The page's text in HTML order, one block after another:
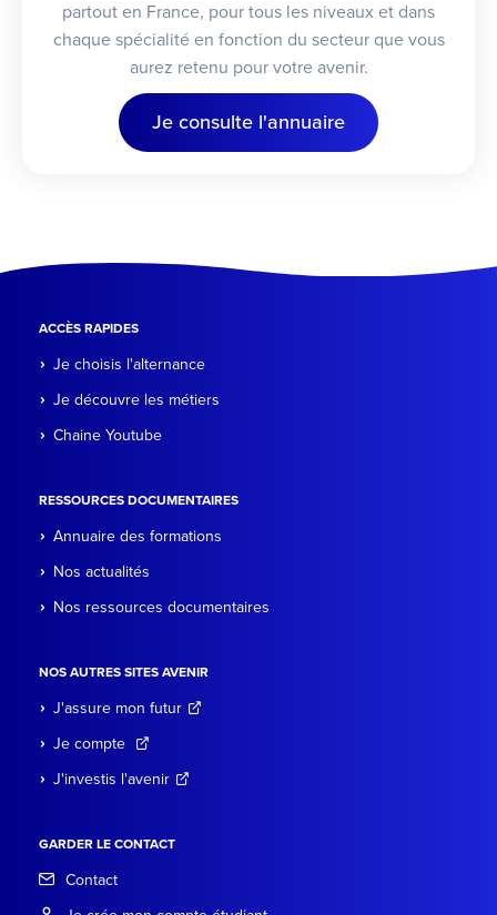
partout en France, pour tous les niveaux et dans
chaque spécialité en fonction du secteur que vous
aurez retenu pour votre avenir.
Je consulte l'annuaire
ACCÈS RAPIDES
Je choisis l'alternance
Je découvre les métiers
Chaine Youtube
RESSOURCES DOCUMENTAIRES
Annuaire des formations
Nos actualités
Nos ressources documentaires
NOS AUTRES SITES AVENIR
J'assure mon futur
Je compte
J'investis l'avenir
GARDER LE CONTACT
Contact